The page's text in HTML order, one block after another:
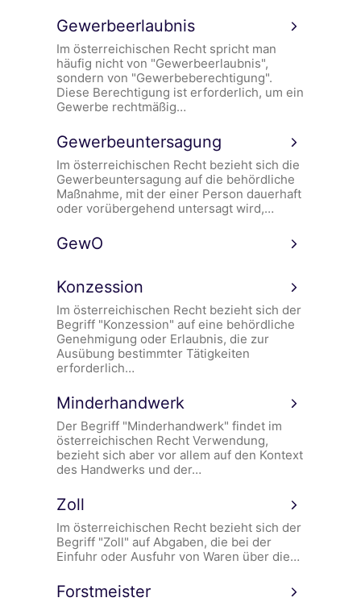
Gewerbeerlaubnis
Im österreichischen Recht spricht man
häufig nicht von "Gewerbeerlaubnis",
sondern von "Gewerbeberechtigung".
Diese Berechtigung ist erforderlich, um ein
Gewerbe rechtmäßig…
Gewerbeuntersagung
Im österreichischen Recht bezieht sich die
Gewerbeuntersagung auf die behördliche
Maßnahme, mit der einer Person dauerhaft
oder vorübergehend untersagt wird,…
GewO
Konzession
Im österreichischen Recht bezieht sich der
Begriff "Konzession" auf eine behördliche
Genehmigung oder Erlaubnis, die zur
Ausübung bestimmter Tätigkeiten
erforderlich…
Minderhandwerk
Der Begriff "Minderhandwerk" findet im
österreichischen Recht Verwendung,
bezieht sich aber vor allem auf den Kontext
des Handwerks und der…
Zoll
Im österreichischen Recht bezieht sich der
Begriff "Zoll" auf Abgaben, die bei der
Einfuhr oder Ausfuhr von Waren über die…
Forstmeister